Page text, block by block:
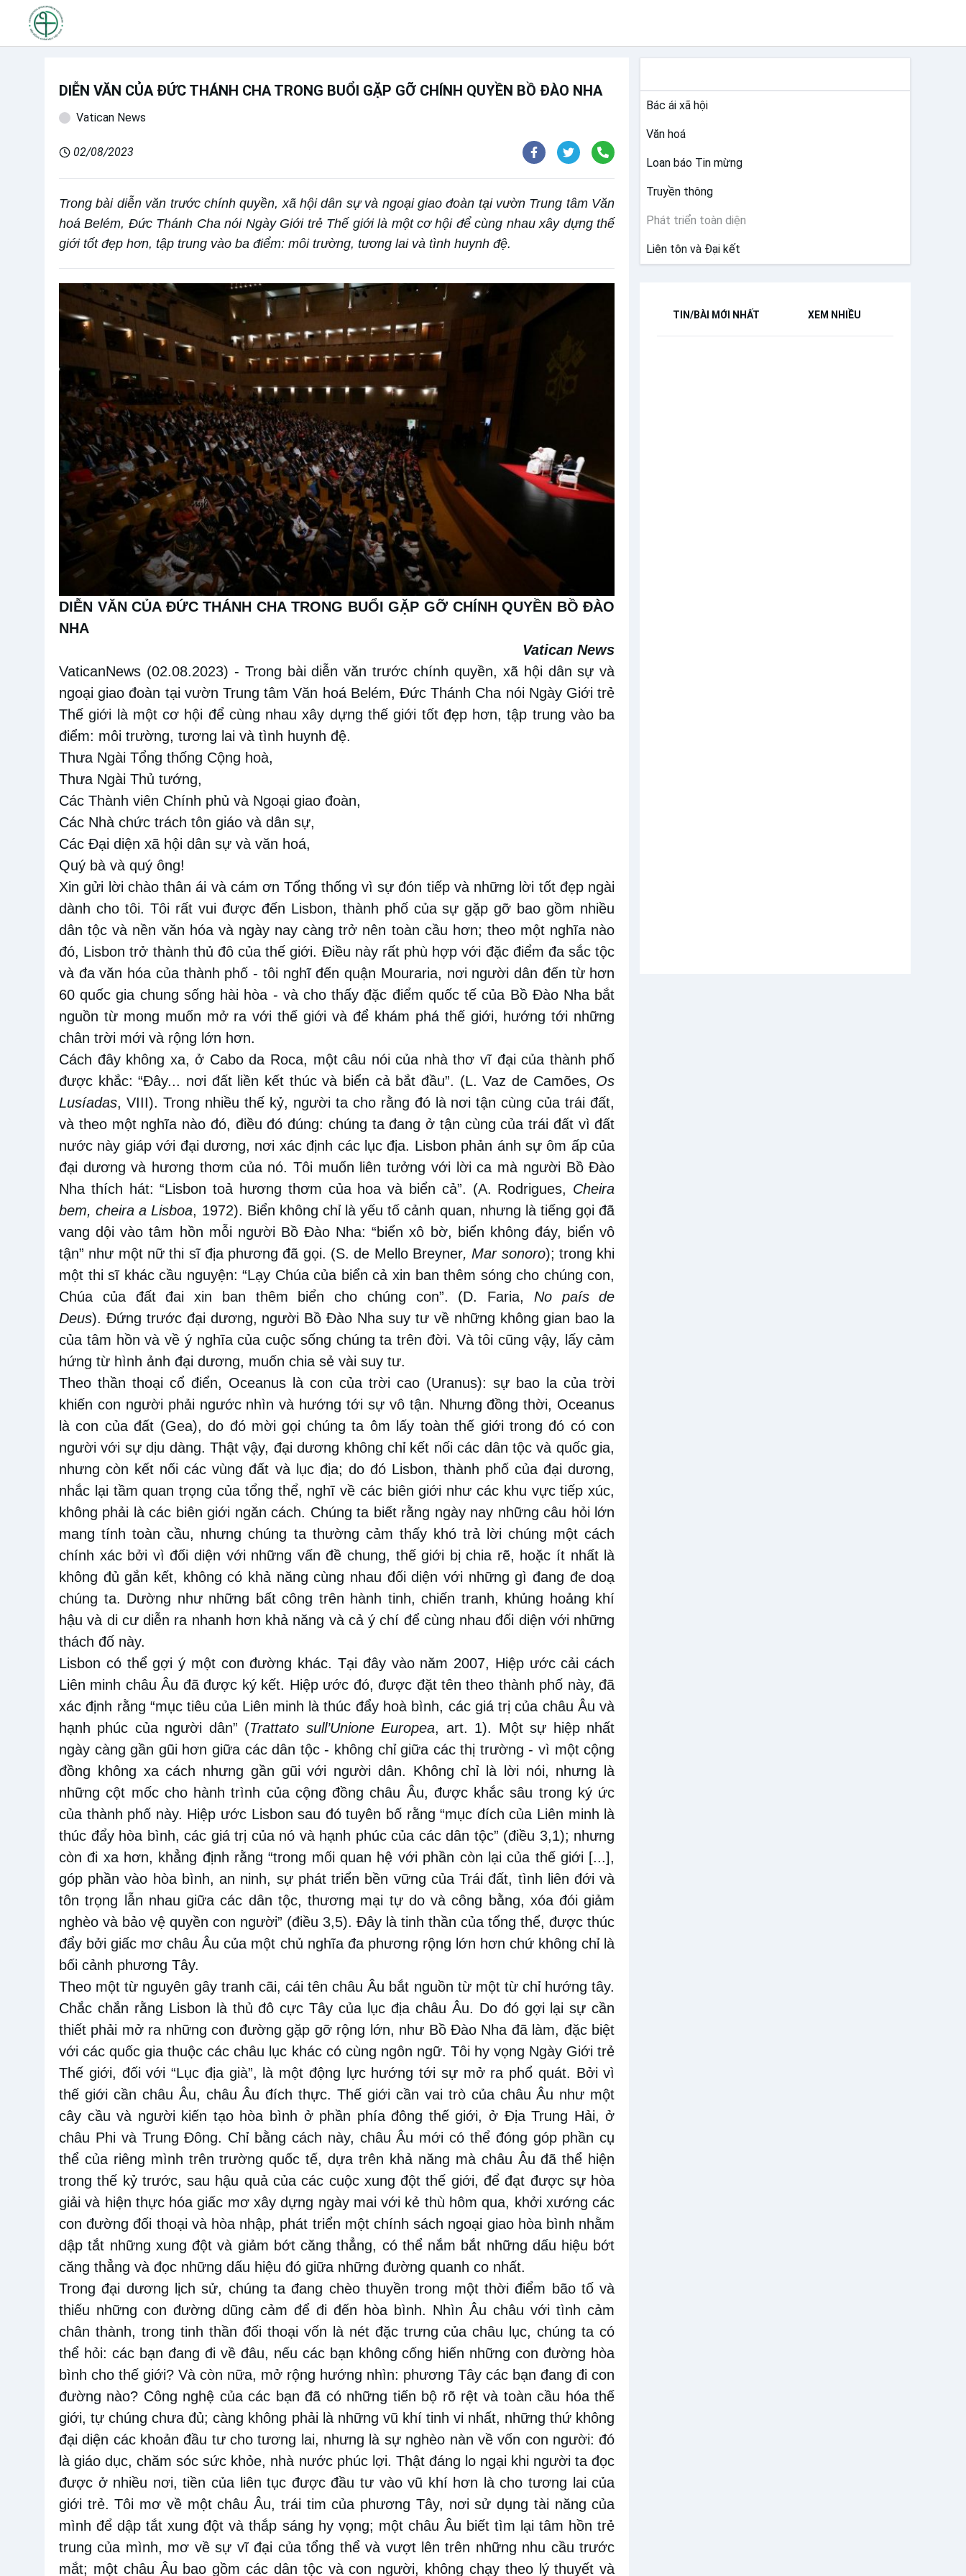
DIỄN VĂN CỦA ĐỨC THÁNH CHA TRONG BUỔI GẶP GỠ CHÍNH QUYỀN BỒ ĐÀO NHA
Vatican News
02/08/2023
Trong bài diễn văn trước chính quyền, xã hội dân sự và ngoại giao đoàn tại vườn Trung tâm Văn
hoá Belém, Đức Thánh Cha nói Ngày Giới trẻ Thế giới là một cơ hội để cùng nhau xây dựng thế
giới tốt đẹp hơn, tập trung vào ba điểm: môi trường, tương lai và tình huynh đệ.
DIỄN VĂN CỦA ĐỨC THÁNH CHATRONG BUỔI GẶP GỠ CHÍNH QUYỀN BỒ ĐÀO
NHA
Vatican News
VaticanNews (02.08.2023) - Trong bài diễn văn trước chính quyền, xã hội dân sự và
ngoại giao đoàn tại vườn Trung tâm Văn hoá Belém, Đức Thánh Cha nói Ngày Giới trẻ
Thế giới là một cơ hội để cùng nhau xây dựng thế giới tốt đẹp hơn, tập trung vào ba
điểm: môi trường, tương lai và tình huynh đệ.
Thưa Ngài Tổng thống Cộng hoà,
Thưa Ngài Thủ tướng,
Các Thành viên Chính phủ và Ngoại giao đoàn,
Các Nhà chức trách tôn giáo và dân sự,
Các Đại diện xã hội dân sự và văn hoá,
Quý bà và quý ông!
Xin gửi lời chào thân ái và cám ơn Tổng thống vì sự đón tiếp và những lời tốt đẹp ngài
dành cho tôi. Tôi rất vui được đến Lisbon, thành phố của sự gặp gỡ bao gồm nhiều
dân tộc và nền văn hóa và ngày nay càng trở nên toàn cầu hơn; theo một nghĩa nào
đó, Lisbon trở thành thủ đô của thế giới. Điều này rất phù hợp với đặc điểm đa sắc tộc
và đa văn hóa của thành phố - tôi nghĩ đến quận Mouraria, nơi người dân đến từ hơn
60 quốc gia chung sống hài hòa - và cho thấy đặc điểm quốc tế của Bồ Đào Nha bắt
nguồn từ mong muốn mở ra với thế giới và để khám phá thế giới, hướng tới những
chân trời mới và rộng lớn hơn.
Cách đây không xa, ở Cabo da Roca, một câu nói của nhà thơ vĩ đại của thành phố
được khắc: “Đây... nơi đất liền kết thúc và biển cả bắt đầu”. (L. Vaz de Camões, Os
Lusíadas, VIII). Trong nhiều thế kỷ, người ta cho rằng đó là nơi tận cùng của trái đất,
và theo một nghĩa nào đó, điều đó đúng: chúng ta đang ở tận cùng của trái đất vì đất
nước này giáp với đại dương, nơi xác định các lục địa. Lisbon phản ánh sự ôm ấp của
đại dương và hương thơm của nó. Tôi muốn liên tưởng với lời ca mà người Bồ Đào
Nha thích hát: “Lisbon toả hương thơm của hoa và biển cả”. (A. Rodrigues, Cheira
bem, cheira a Lisboa, 1972). Biển không chỉ là yếu tố cảnh quan, nhưng là tiếng gọi đã
vang dội vào tâm hồn mỗi người Bồ Đào Nha: “biển xô bờ, biển không đáy, biển vô
tận” như một nữ thi sĩ địa phương đã gọi. (S. de Mello Breyner, Mar sonoro); trong khi
một thi sĩ khác cầu nguyện: “Lạy Chúa của biển cả xin ban thêm sóng cho chúng con,
Chúa của đất đai xin ban thêm biển cho chúng con”. (D. Faria, No país de
Deus). Đứng trước đại dương, người Bồ Đào Nha suy tư về những không gian bao la
của tâm hồn và về ý nghĩa của cuộc sống chúng ta trên đời. Và tôi cũng vậy, lấy cảm
hứng từ hình ảnh đại dương, muốn chia sẻ vài suy tư.
Theo thần thoại cổ điển, Oceanus là con của trời cao (Uranus): sự bao la của trời
khiến con người phải ngước nhìn và hướng tới sự vô tận. Nhưng đồng thời, Oceanus
là con của đất (Gea), do đó mời gọi chúng ta ôm lấy toàn thế giới trong đó có con
người với sự dịu dàng. Thật vậy, đại dương không chỉ kết nối các dân tộc và quốc gia,
nhưng còn kết nối các vùng đất và lục địa; do đó Lisbon, thành phố của đại dương,
nhắc lại tầm quan trọng của tổng thể, nghĩ về các biên giới như các khu vực tiếp xúc,
không phải là các biên giới ngăn cách. Chúng ta biết rằng ngày nay những câu hỏi lớn
mang tính toàn cầu, nhưng chúng ta thường cảm thấy khó trả lời chúng một cách
chính xác bởi vì đối diện với những vấn đề chung, thế giới bị chia rẽ, hoặc ít nhất là
không đủ gắn kết, không có khả năng cùng nhau đối diện với những gì đang đe doạ
chúng ta. Dường như những bất công trên hành tinh, chiến tranh, khủng hoảng khí
hậu và di cư diễn ra nhanh hơn khả năng và cả ý chí để cùng nhau đối diện với những
thách đố này.
Lisbon có thể gợi ý một con đường khác. Tại đây vào năm 2007, Hiệp ước cải cách
Liên minh châu Âu đã được ký kết. Hiệp ước đó, được đặt tên theo thành phố này, đã
xác định rằng “mục tiêu của Liên minh là thúc đẩy hoà bình, các giá trị của châu Âu và
hạnh phúc của người dân” (Trattato sull’Unione Europea, art. 1). Một sự hiệp nhất
ngày càng gần gũi hơn giữa các dân tộc - không chỉ giữa các thị trường - vì một cộng
đồng không xa cách nhưng gần gũi với người dân. Không chỉ là lời nói, nhưng là
những cột mốc cho hành trình của cộng đồng châu Âu, được khắc sâu trong ký ức
của thành phố này. Hiệp ước Lisbon sau đó tuyên bố rằng “mục đích của Liên minh là
thúc đẩy hòa bình, các giá trị của nó và hạnh phúc của các dân tộc” (điều 3,1); nhưng
còn đi xa hơn, khẳng định rằng “trong mối quan hệ với phần còn lại của thế giới [...],
góp phần vào hòa bình, an ninh, sự phát triển bền vững của Trái đất, tình liên đới và
tôn trọng lẫn nhau giữa các dân tộc, thương mại tự do và công bằng, xóa đói giảm
nghèo và bảo vệ quyền con người” (điều 3,5). Đây là tinh thần của tổng thể, được thúc
đẩy bởi giấc mơ châu Âu của một chủ nghĩa đa phương rộng lớn hơn chứ không chỉ là
bối cảnh phương Tây.
Theo một từ nguyên gây tranh cãi, cái tên châu Âu bắt nguồn từ một từ chỉ hướng tây.
Chắc chắn rằng Lisbon là thủ đô cực Tây của lục địa châu Âu. Do đó gợi lại sự cần
thiết phải mở ra những con đường gặp gỡ rộng lớn, như Bồ Đào Nha đã làm, đặc biệt
với các quốc gia thuộc các châu lục khác có cùng ngôn ngữ. Tôi hy vọng Ngày Giới trẻ
Thế giới, đối với “Lục địa già”, là một động lực hướng tới sự mở ra phổ quát. Bởi vì
thế giới cần châu Âu, châu Âu đích thực. Thế giới cần vai trò của châu Âu như một
cây cầu và người kiến ​​tạo hòa bình ở phần phía đông thế giới, ở Địa Trung Hải, ở
châu Phi và Trung Đông. Chỉ bằng cách này, châu Âu mới có thể đóng góp phần cụ
thể của riêng mình trên trường quốc tế, dựa trên khả năng mà châu Âu đã thể hiện
trong thế kỷ trước, sau hậu quả của các cuộc xung đột thế giới, để đạt được sự hòa
giải và hiện thực hóa giấc mơ xây dựng ngày mai với kẻ thù hôm qua, khởi xướng các
con đường đối thoại và hòa nhập, phát triển một chính sách ngoại giao hòa bình nhằm
dập tắt những xung đột và giảm bớt căng thẳng, có thể nắm bắt những dấu hiệu bớt
căng thẳng và đọc những dấu hiệu đó giữa những đường quanh co nhất.
Trong đại dương lịch sử, chúng ta đang chèo thuyền trong một thời điểm bão tố và
thiếu những con đường dũng cảm để đi đến hòa bình. Nhìn Âu châu với tình cảm
chân thành, trong tinh thần đối thoại vốn là nét đặc trưng của châu lục, chúng ta có
thể hỏi: các bạn đang đi về đâu, nếu các bạn không cống hiến những con đường hòa
bình cho thế giới? Và còn nữa, mở rộng hướng nhìn: phương Tây các bạn đang đi con
đường nào? Công nghệ của các bạn đã có những tiến bộ rõ rệt và toàn cầu hóa thế
giới, tự chúng chưa đủ; càng không phải là những vũ khí tinh vi nhất, những thứ không
đại diện các khoản đầu tư cho tương lai, nhưng là sự nghèo nàn về vốn con người: đó
là giáo dục, chăm sóc sức khỏe, nhà nước phúc lợi. Thật đáng lo ngại khi người ta đọc
được ở nhiều nơi, tiền của liên tục được đầu tư vào vũ khí hơn là cho tương lai của
giới trẻ. Tôi mơ về một châu Âu, trái tim của phương Tây, nơi sử dụng tài năng của
mình để dập tắt xung đột và thắp sáng hy vọng; một châu Âu biết tìm lại tâm hồn trẻ
trung của mình, mơ về sự vĩ đại của tổng thể và vượt lên trên những nhu cầu trước
mắt; một châu Âu bao gồm các dân tộc và con người, không chạy theo lý thuyết và
Bác ái xã hội
Văn hoá
Loan báo Tin mừng
Truyền thông
Phát triển toàn diện
Liên tôn và Đại kết
TIN/BÀI MỚI NHẤT XEM NHIỀU